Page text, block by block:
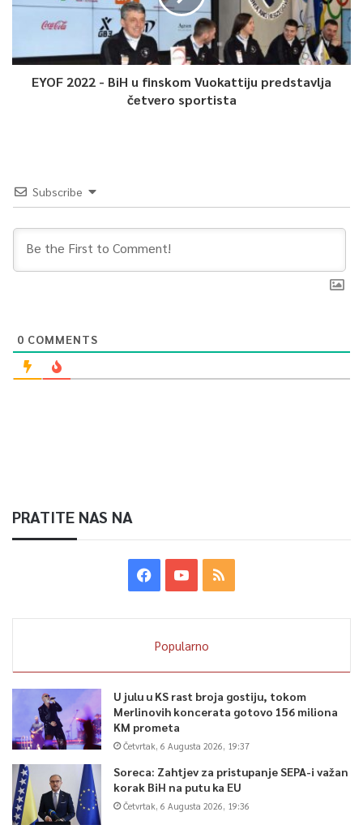
Article Rating
EYOF 2022 - BiH u finskom Vuokattiju predstavlja
četvero sportista
Subscribe
0 COMMENTS
PRATITE NAS NA
Popularno
U julu u KS rast broja gostiju, tokom
Merlinovih koncerata gotovo 156 miliona
KM prometa
Četvrtak, 6 Augusta 2026, 19:37
Soreca: Zahtjev za pristupanje SEPA-i važan
korak BiH na putu ka EU
Četvrtak, 6 Augusta 2026, 19:36